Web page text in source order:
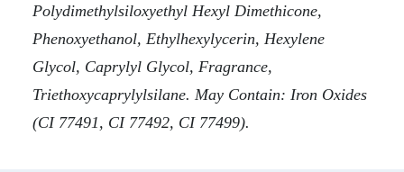
Polydimethylsiloxyethyl Hexyl Dimethicone,
Phenoxyethanol, Ethylhexylycerin, Hexylene
Glycol, Caprylyl Glycol, Fragrance,
Triethoxycaprylylsilane. May Contain: Iron Oxides
(CI 77491, CI 77492, CI 77499).